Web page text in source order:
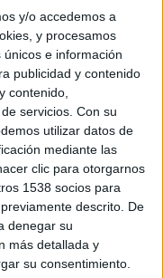
y/o accedemos a
y procesamos
e información
publicidad y contenido
contenido,
servicios. Con su
utilizar datos de
mediante las
clic para otorgarnos
1538 socios para
descrito. De
denegar su
más detallada y
su consentimiento.
historia: Póster y nuevo
oficial y está firmado